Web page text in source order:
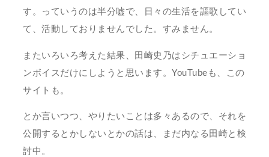
す。っていうのは半分嘘で、日々の生活を謳歌してい
て、活動しておりませんでした。すみません。
またいろいろ考えた結果、田崎史乃はシチュエーショ
ンボイスだけにしようと思います。YouTubeも、この
サイトも。
とか言いつつ、やりたいことは多々あるので、それを
公開するとかしないとかの話は、まだ内なる田崎と検
討中。